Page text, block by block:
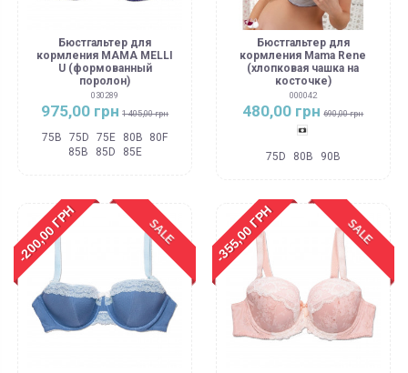
Бюстгальтер для
кормления MAMA MELLI
U (формованный
поролон)
030289
975,00 грн 1 405,00 грн
75B 75D 75E 80B
80F
85B
85D 85E
Бюстгальтер для
кормления Mama Rene
(хлопковая чашка на
косточке)
000042
480,00 грн 690,00 грн
Цвет как на фото
75D
80B 90B
SALE
-200,00 ГРН SALE
-355,00 ГРН